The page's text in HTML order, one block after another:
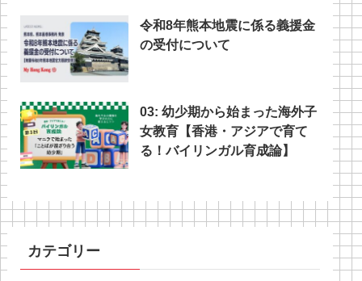
令和8年熊本地震に係る義援金
の受付について
03: 幼少期から始まった海外子
女教育【香港・アジアで育て
る！バイリンガル育成論】
カテゴリー